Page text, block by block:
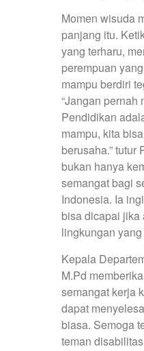
Momen wisuda
panjang itu.
yang terharu,
perempuan
mampu berdiri
“Jangan pernah
Pendidikan
mampu, kita
berusaha.”
bukan hanya
semangat bagi
Indonesia. Ia
bisa dicapai jika
lingkungan
Kepala
M.Pd
semangat kerja
dapat
biasa. Semoga
teman